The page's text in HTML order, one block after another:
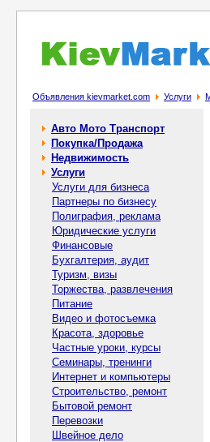
Объявления kievmarket.com Услуги
Авто Мото Транспорт
Покупка/Продажа
Недвижимость
Услуги
Услуги для бизнеса
Партнеры по бизнесу
Полиграфия, реклама
Юридические услуги
Финансовые
Бухгалтерия, аудит
Туризм, визы
Торжества, развлечения
Питание
Видео и фотосъемка
Красота, здоровье
Частные уроки, курсы
Семинары, тренинги
Интернет и компьютеры
Строительство, ремонт
Бытовой ремонт
Перевозки
Швейное дело